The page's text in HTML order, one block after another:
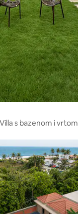
Villa s bazenom i vrtom